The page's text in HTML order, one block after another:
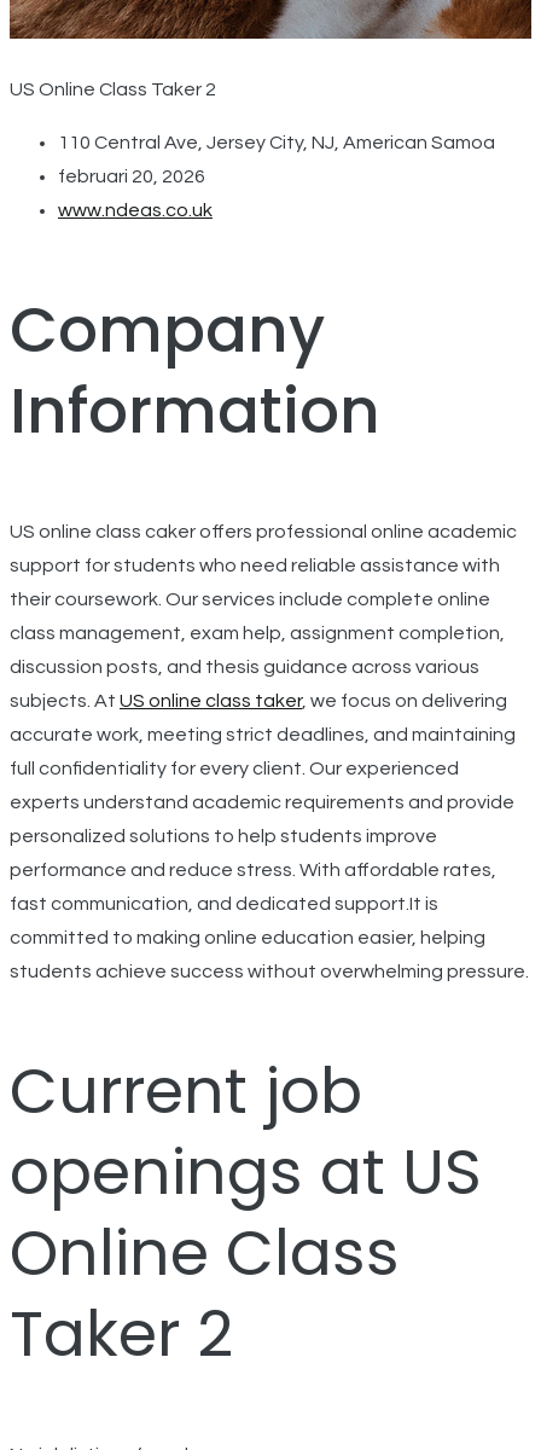
US Online Class Taker 2
110 Central Ave, Jersey City, NJ, American Samoa
februari 20, 2026
www.ndeas.co.uk
Company
Information
US online class caker offers professional online academic
support for students who need reliable assistance with
their coursework. Our services include complete online
class management, exam help, assignment completion,
discussion posts, and thesis guidance across various
subjects. At US online class taker, we focus on delivering
accurate work, meeting strict deadlines, and maintaining
full confidentiality for every client. Our experienced
experts understand academic requirements and provide
personalized solutions to help students improve
performance and reduce stress. With affordable rates,
fast communication, and dedicated support.It is
committed to making online education easier, helping
students achieve success without overwhelming pressure.
Current job
openings at US
Online Class
Taker 2